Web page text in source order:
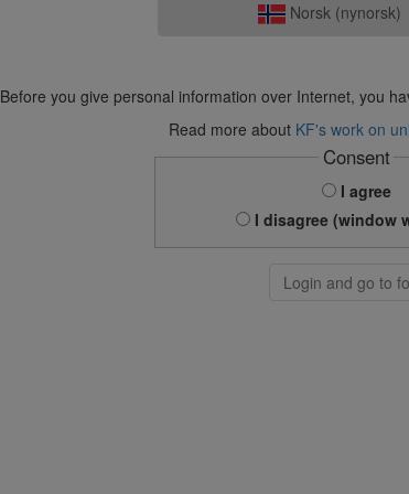
Norsk (nynorsk)
Before you give personal information over Internet, you
Read more about KF's work on
Consent
I agree
I disagree (window
Login and go to